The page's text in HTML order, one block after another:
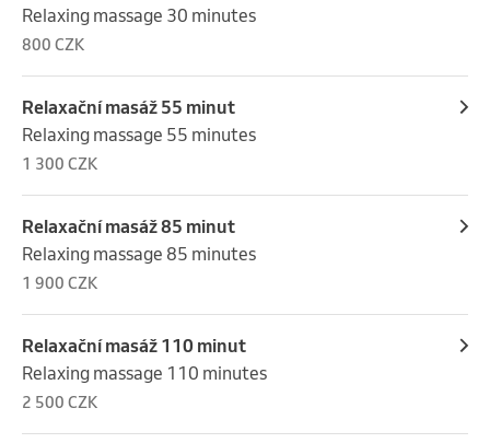
Relaxing massage 30 minutes
800 CZK
Relaxační masáž 55 minut
Relaxing massage 55 minutes
1 300 CZK
Relaxační masáž 85 minut
Relaxing massage 85 minutes
1 900 CZK
Relaxační masáž 110 minut
Relaxing massage 110 minutes
2 500 CZK